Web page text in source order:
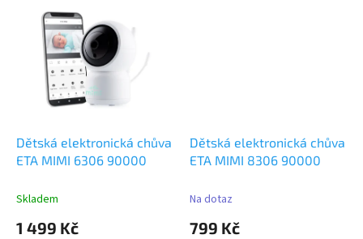
Dětská elektronická chůva
ETA MIMI 6306 90000
Skladem
1 499 Kč
Dětská elektronická chůva
ETA MIMI 8306 90000
Na dotaz
799 Kč